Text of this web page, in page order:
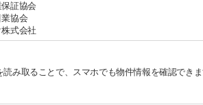
証協会
業協会
式会社
読み取ることで、スマホでも物件情報を確認でき